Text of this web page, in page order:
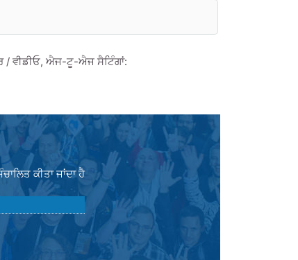
/ ਵੀਡੀਓ, ਐਜ-ਟੂ-ਐਜ ਸੈਟਿੰਗਾਂ:
ਕੀਤਾ ਜਾਂਦਾ ਹੈ